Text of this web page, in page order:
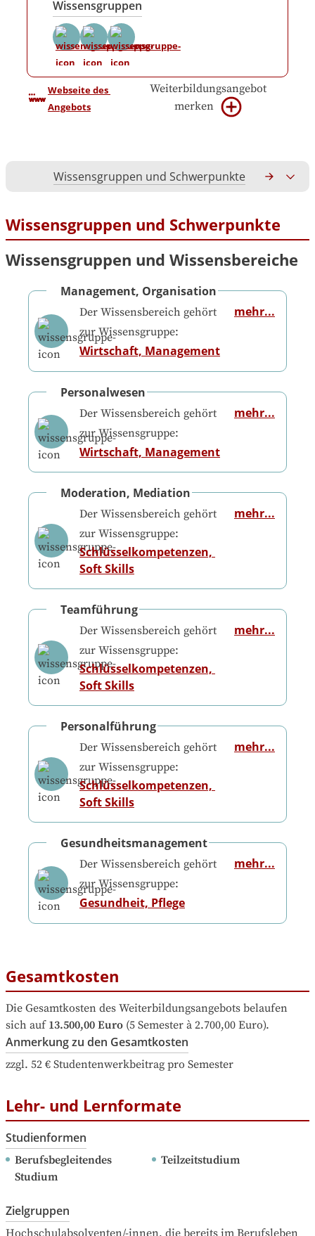
Wissensgruppen
Webseite des
Angebots
Weiterbildungsangebot
merken
Wissensgruppen und Schwerpunkte
Wissensgruppen und Schwerpunkte
Wissensgruppen und Wissensbereiche
Management, Organisation
Der Wissensbereich gehört
zur Wissensgruppe:
Wirtschaft, Management
mehr...
Personalwesen
Der Wissensbereich gehört
zur Wissensgruppe:
Wirtschaft, Management
mehr...
Moderation, Mediation
Der Wissensbereich gehört
zur Wissensgruppe:
Schlüsselkompetenzen,
Soft Skills
mehr...
Teamführung
Der Wissensbereich gehört
zur Wissensgruppe:
Schlüsselkompetenzen,
Soft Skills
mehr...
Personalführung
Der Wissensbereich gehört
zur Wissensgruppe:
Schlüsselkompetenzen,
Soft Skills
mehr...
Gesundheitsmanagement
Der Wissensbereich gehört
zur Wissensgruppe:
Gesundheit, Pflege
mehr...
Gesamtkosten
Die Gesamtkosten des Weiterbildungsangebots belaufen
sich auf 13.500,00 Euro (5 Semester à 2.700,00 Euro).
Anmerkung zu den Gesamtkosten
zzgl. 52 € Studentenwerkbeitrag pro Semester
Lehr- und Lernformate
Studienformen
Berufsbegleitendes
Studium
Teilzeitstudium
Zielgruppen